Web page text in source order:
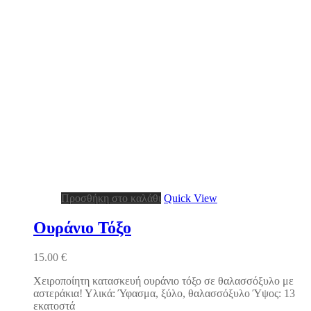
Προσθήκη στο καλάθι Quick View
Ουράνιο Τόξο
15.00 €
Χειροποίητη κατασκευή ουράνιο τόξο σε θαλασσόξυλο με
αστεράκια! Υλικά: Ύφασμα, ξύλο, θαλασσόξυλο Ύψος: 13
εκατοστά